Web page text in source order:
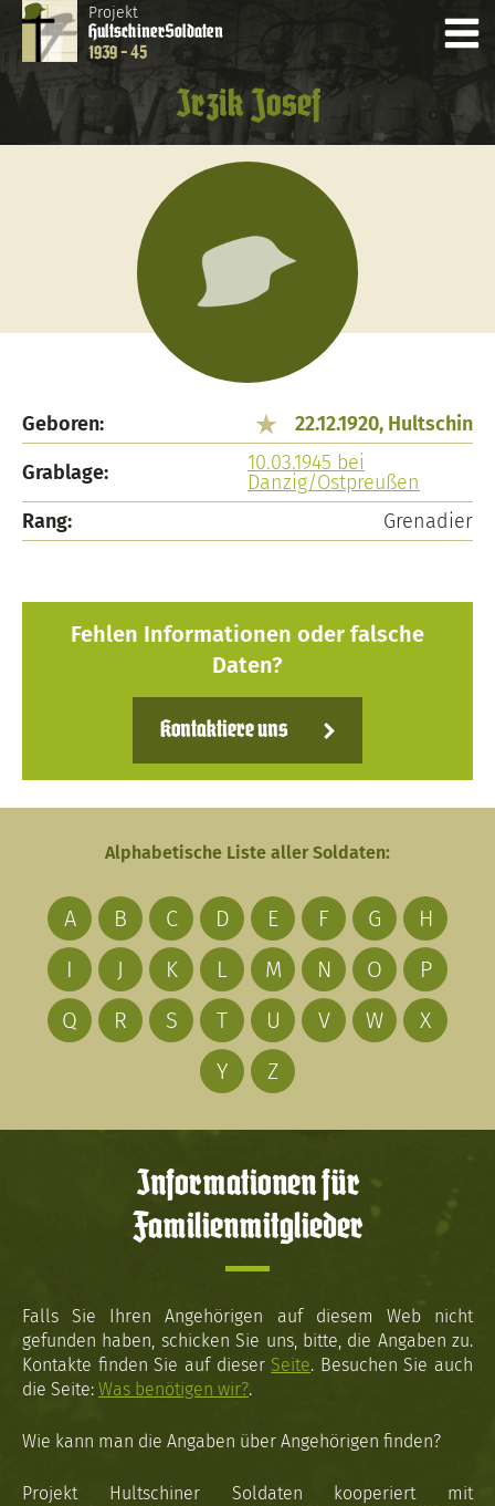
Projekt
HultschinerSoldaten
1939 - 45
Irzik Josef
Geboren:
22.12.1920, Hultschin
Grablage:
10.03.1945 bei
Danzig/Ostpreußen
Rang:
Grenadier
Fehlen Informationen oder falsche
Daten?
Kontaktiere uns
Alphabetische Liste aller Soldaten:
A B C D E F G
H
I
J K L M N O
P
Q
R S T U V W
X
Y
Z
Informationen für
Familienmitglieder
Falls Sie Ihren Angehörigen auf diesem Web nicht
gefunden haben, schicken Sie uns, bitte, die Angaben zu.
Kontakte finden Sie auf dieser Seite. Besuchen Sie auch
die Seite: Was benötigen wir?.
Wie kann man die Angaben über Angehörigen finden?
Projekt Hultschiner Soldaten kooperiert mit